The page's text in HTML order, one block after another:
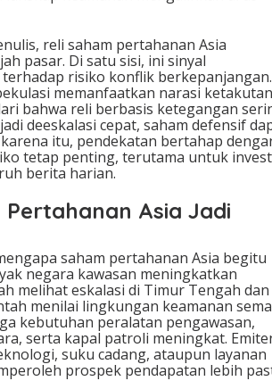
reli saham pertahanan Asia
pasar. Di satu sisi, ini sinyal
risiko konflik
memanfaatkan narasi
bahwa reli berbasis ketegangan
deeskalasi cepat, saham defensif
itu, pendekatan bertahap
tetap penting, terutama untuk
berita harian.
Asia Jadi
saham pertahanan Asia begitu
negara kawasan meningkatkan
melihat eskalasi di Timur Tengah dan
menilai lingkungan keamanan
kebutuhan peralatan pengawasan,
serta kapal patroli meningkat.
suku cadang, ataupun layanan
prospek pendapatan lebih